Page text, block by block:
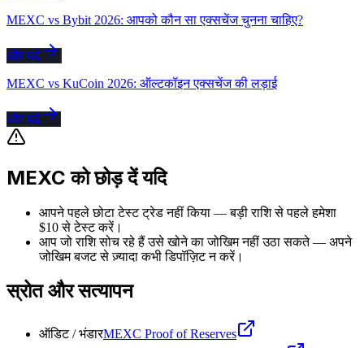
MEXC vs Bybit 2026: आपको कौन सा एक्सचेंज चुनना चाहिए?
और पढ़ें
MEXC vs KuCoin 2026: ऑल्टकॉइन एक्सचेंज की लड़ाई
और पढ़ें
MEXC को छोड़ दें यदि
आपने पहले छोटा टेस्ट ट्रेड नहीं किया — बड़ी राशि से पहले हमेशा
$10 से टेस्ट करें।
आप जो राशि सोच रहे हैं उसे खोने का जोखिम नहीं उठा सकते — अपने
जोखिम बजट से ज़्यादा कभी डिपॉज़िट न करें।
स्रोत और सत्यापन
ऑडिट / भंडारMEXC Proof of Reserves